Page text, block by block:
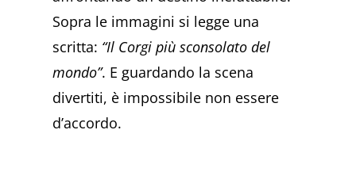
Sopra le immagini si legge una
scritta: “Il Corgi più sconsolato del
mondo”. E guardando la scena
divertiti, è impossibile non essere
d’accordo.